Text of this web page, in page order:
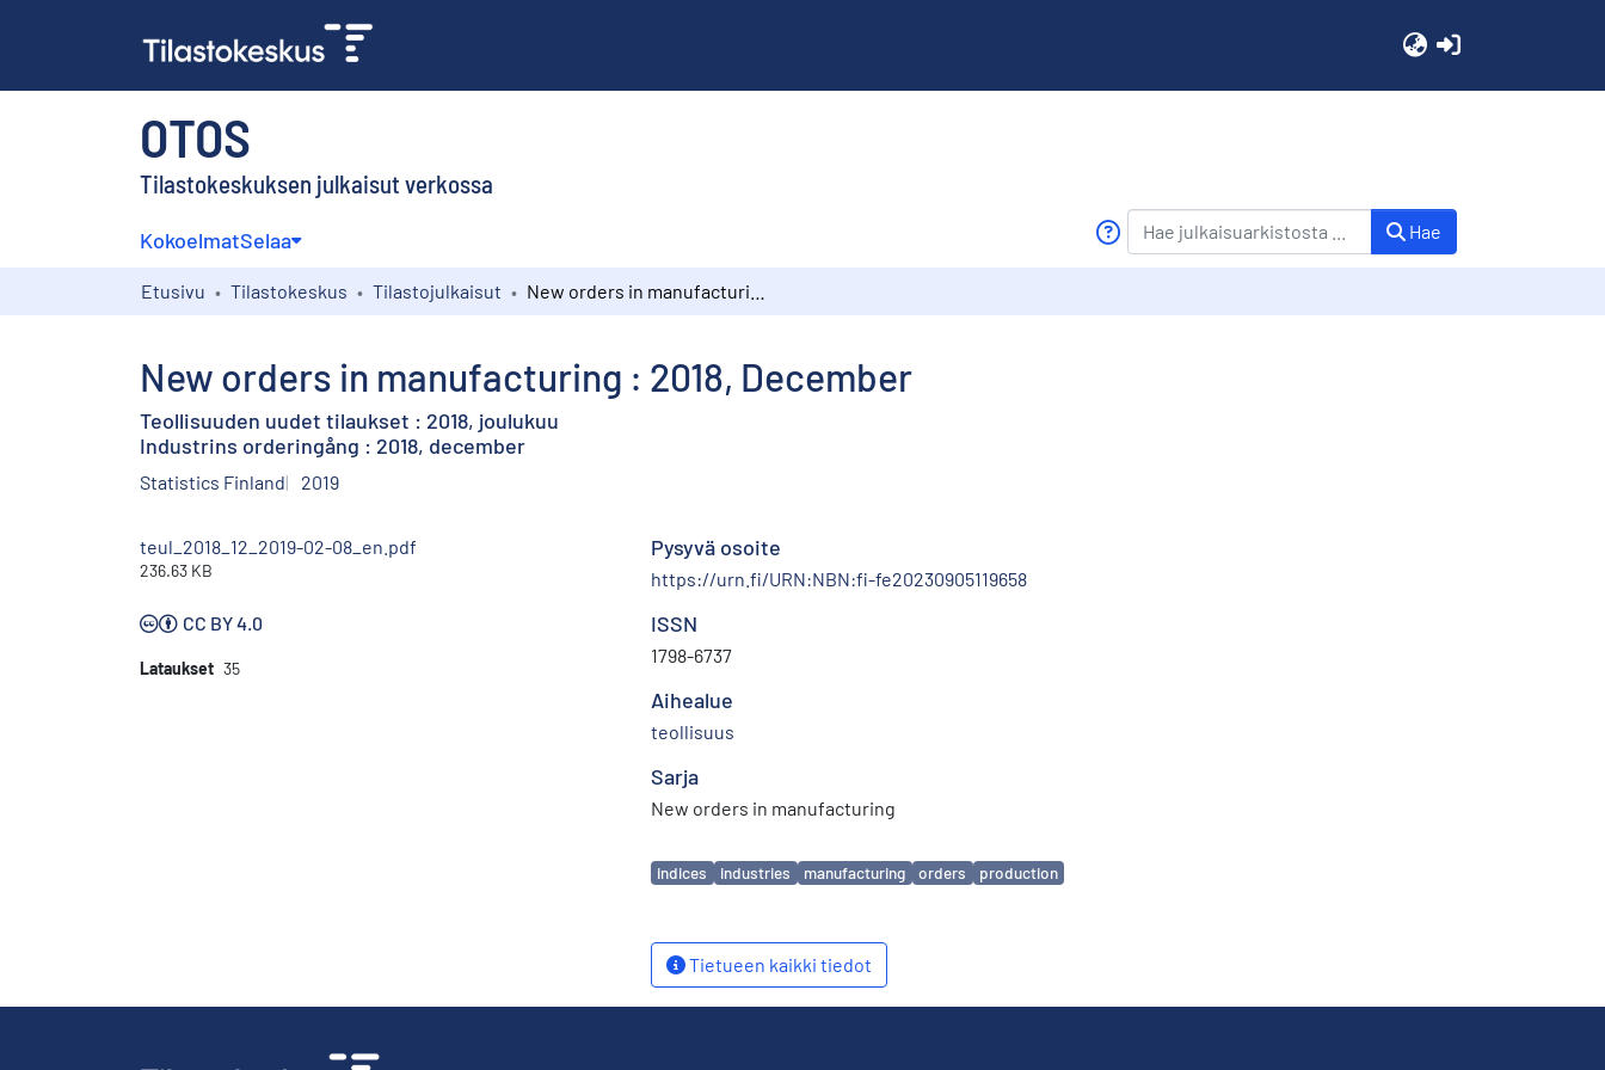
OTOS
Tilastokeskuksen julkaisut verkossa
KokoelmatSelaa Hae
Etusivu Tilastokeskus Tilastojulkaisut
New orders in manufacturing : 2018, December
Teollisuuden uudet tilaukset : 2018, joulukuu
Industrins orderingång : 2018, december
Statistics Finland 2019
teul_2018_12_2019-02-08_en.pdf
236.63 KB
CC BY 4.0
Lataukset 35
Pysyvä osoite
https://urn.fi/URN:NBN:fi-fe20230905119658
ISSN
1798-6737
Aihealue
teollisuus
Sarja
New orders in manufacturing
Avainsanat
indices industries manufacturing orders production
Tietueen kaikki tiedot